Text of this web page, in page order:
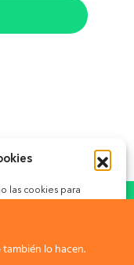
las cookies para
lo hacen.